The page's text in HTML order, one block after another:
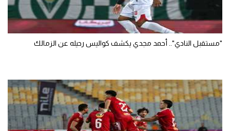
"مستقبل النادي".. أحمد مجدي يكشف كواليس رحيله عن الزمالك